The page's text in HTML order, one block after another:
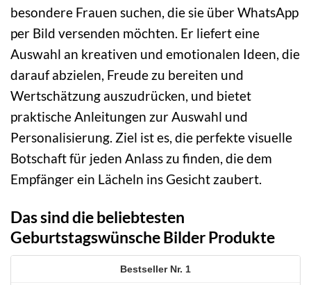
besondere Frauen suchen, die sie über WhatsApp
per Bild versenden möchten. Er liefert eine
Auswahl an kreativen und emotionalen Ideen, die
darauf abzielen, Freude zu bereiten und
Wertschätzung auszudrücken, und bietet
praktische Anleitungen zur Auswahl und
Personalisierung. Ziel ist es, die perfekte visuelle
Botschaft für jeden Anlass zu finden, die dem
Empfänger ein Lächeln ins Gesicht zaubert.
Das sind die beliebtesten
Geburtstagswünsche Bilder Produkte
1